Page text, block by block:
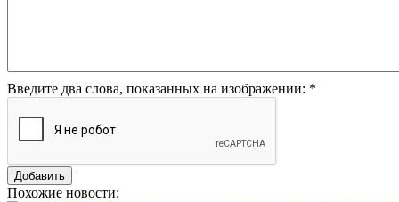
Введите два слова, показанных на изображении: *
Похожие новости: